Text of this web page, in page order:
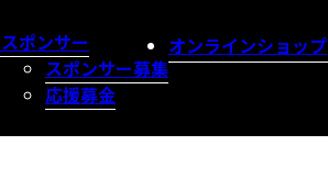
スポンサー
スポンサー募集
応援募金
オンラインショップ